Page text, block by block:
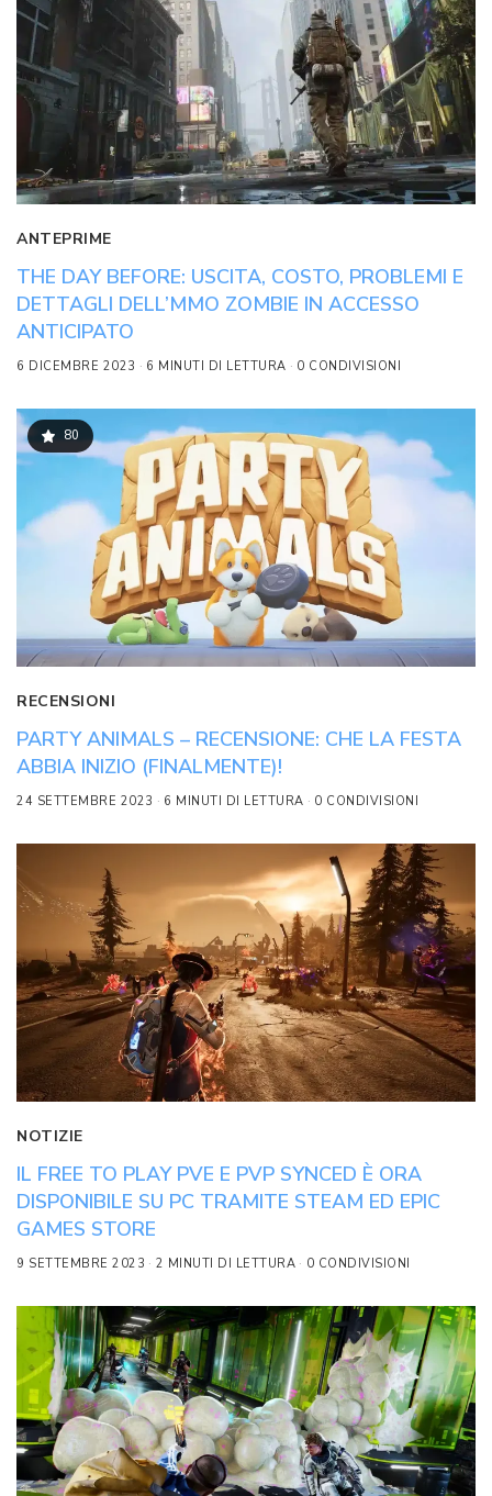
ANTEPRIME
THE DAY BEFORE: USCITA, COSTO, PROBLEMI E
DETTAGLI DELL’MMO ZOMBIE IN ACCESSO
ANTICIPATO
6 DICEMBRE 2023 6 MINUTI DI LETTURA 0 CONDIVISIONI
80
RECENSIONI
PARTY ANIMALS – RECENSIONE: CHE LA FESTA
ABBIA INIZIO (FINALMENTE)!
24 SETTEMBRE 2023 6 MINUTI DI LETTURA 0 CONDIVISIONI
NOTIZIE
IL FREE TO PLAY PVE E PVP SYNCED È ORA
DISPONIBILE SU PC TRAMITE STEAM ED EPIC
GAMES STORE
9 SETTEMBRE 2023 2 MINUTI DI LETTURA 0 CONDIVISIONI